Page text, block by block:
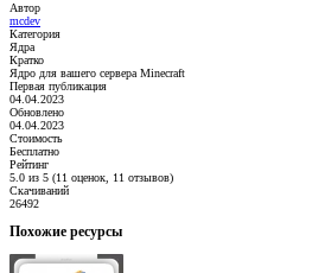
Автор
mcdev
Категория
Ядра
Кратко
Ядро для вашего сервера Minecraft
Первая публикация
04.04.2023
Обновлено
04.04.2023
Стоимость
Бесплатно
Рейтинг
5.0 из 5 (11 оценок, 11 отзывов)
Скачиваний
26492
Похожие ресурсы